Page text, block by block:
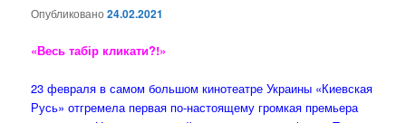
Опубликовано24.02.2021
«Весь табір кликати?!»
23 февраля в самом большом кинотеатре Украины «Киевская
Русь» отгремела первая по-настоящему громкая премьера